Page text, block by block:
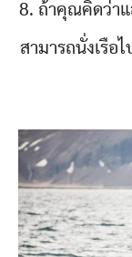
8. ถ้าคุณคิดว่าแ
สามารถนั่งเรือ